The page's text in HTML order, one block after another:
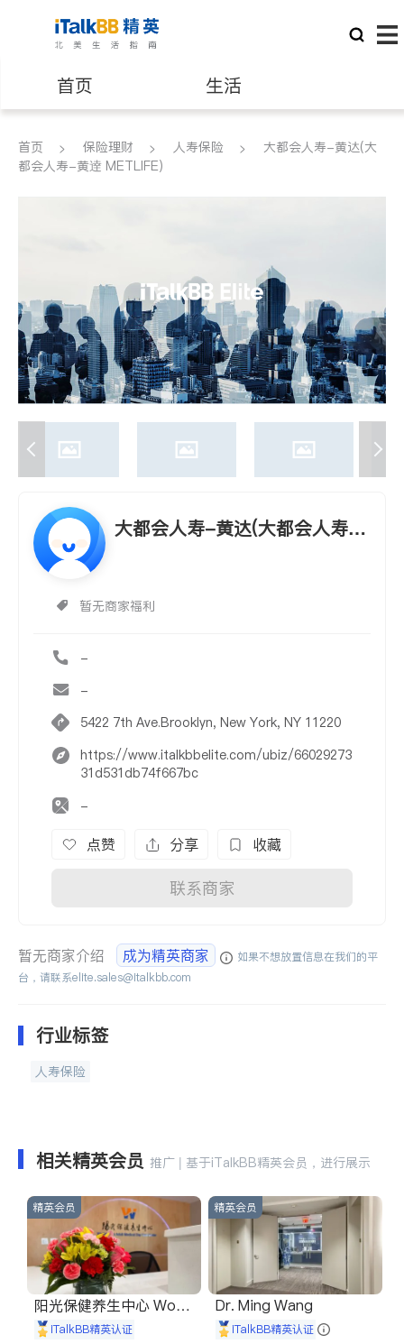
首页 生活
医生 律师
养老 非盈利组织
首页 保险理财 人寿保险
大都会人寿-黄达(大
都会人寿-黄逹 METLIFE)
大都会人寿-黄达(大都会人寿-
暂无商家福利
-
-
5422 7th Ave.Brooklyn, New York, NY 11220
https://www.italkbbelite.com/ubiz/66029273
31d531db74f667bc
-
点赞 分享 收藏
联系商家
暂无商家介绍 成为精英商家
如果不想放置信息在我们的平
台，请联系elite.sales@italkbb.com
行业标签
人寿保险
相关精英会员 推广 | 基于iTalkBB精英会员，进行展示
精英会员
阳光保健养生中心 World
shine
iTalkBB精英认证
精英会员
Dr. Ming Wang
iTalkBB精英认证